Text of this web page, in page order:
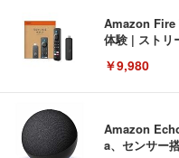
Amazon Fire
体験 | ストリ
￥9,980
Amazon
a、センサー